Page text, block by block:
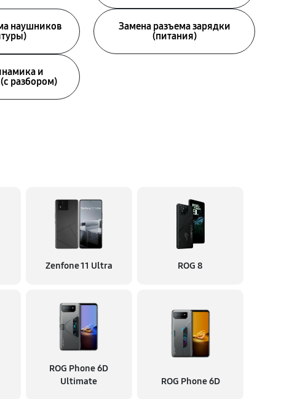
наушников
Замена разъема зарядки
(питания)
и
разбором)
Zenfone 11 Ultra ROG 8
ROG Phone 6D
Ultimate
ROG Phone 6D